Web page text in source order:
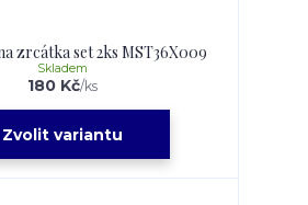
zrcátka set 2ks MST36X009
180 Kč/ks
Skladem
Zvolit variantu